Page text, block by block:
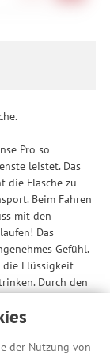
der Nutzung von
Pro so
leistet. Das
die Flasche zu
Beim Fahren
mit den
Das
Gefühl.
die Flüssigkeit
Durch den
Genau wie die
gefertigt, das